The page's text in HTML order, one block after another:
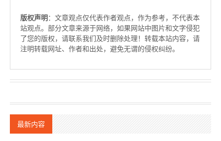
版权声明 ：文章观点仅代表作者观点，作为参考，不代表本
站观点。部分文章来源于网络，如果网站中图片和文字侵犯
了您的版权，请联系我们及时删除处理！转载本站内容，请
注明转载网址、作者和出处，避免无谓的侵权纠纷。
最新内容